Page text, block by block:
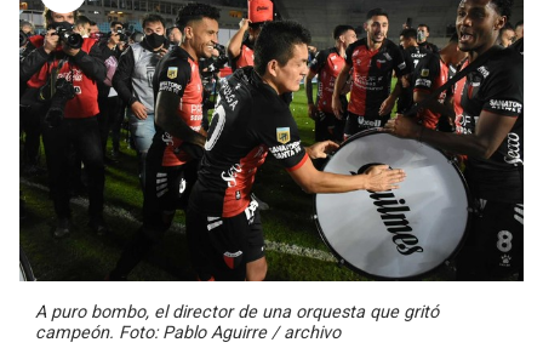
A puro bombo, el director de una orquesta que gritó
campeón. Foto: Pablo Aguirre / archivo